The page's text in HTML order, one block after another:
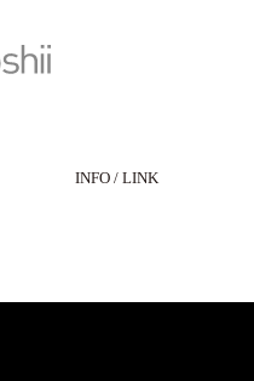
INFO / LINK